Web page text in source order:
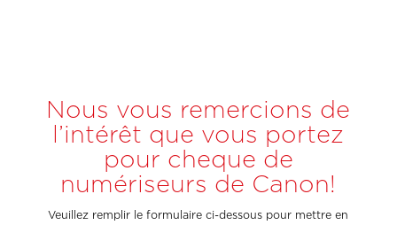
Nous vous remercions de
l’intérêt que vous portez
pour cheque de
numériseurs de Canon!
Veuillez remplir le formulaire ci-dessous pour mettre en